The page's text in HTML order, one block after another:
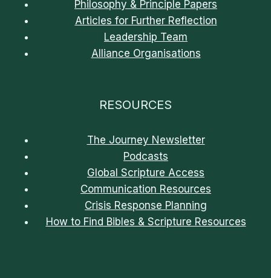
Philosophy & Principle Papers
Articles for Further Reflection
Leadership Team
Alliance Organisations
RESOURCES
The Journey Newsletter
Podcasts
Global Scripture Access
Communication Resources
Crisis Response Planning
How to Find Bibles & Scripture Resources